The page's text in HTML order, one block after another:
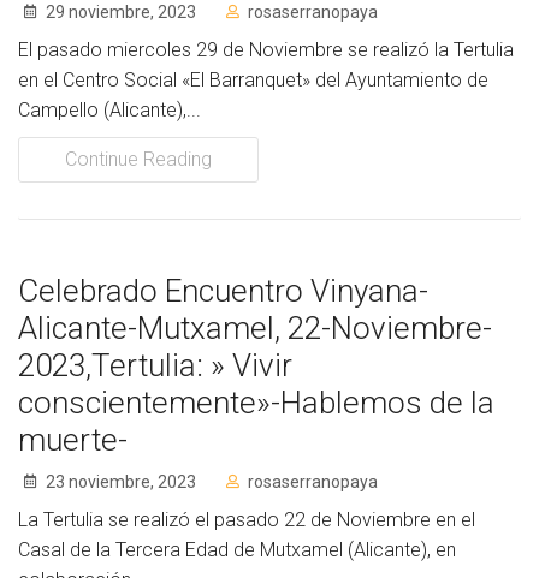
29 noviembre, 2023 rosaserranopaya
El pasado miercoles 29 de Noviembre se realizó la Tertulia
en el Centro Social «El Barranquet» del Ayuntamiento de
Campello (Alicante),...
Continue Reading
Celebrado Encuentro Vinyana-
Alicante-Mutxamel, 22-Noviembre-
2023,Tertulia: » Vivir
conscientemente»-Hablemos de la
muerte-
23 noviembre, 2023 rosaserranopaya
La Tertulia se realizó el pasado 22 de Noviembre en el
Casal de la Tercera Edad de Mutxamel (Alicante), en